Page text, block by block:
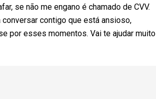
se não me engano é chamado de CVV.
contigo que está ansioso,
por esses momentos. Vai te ajudar muito